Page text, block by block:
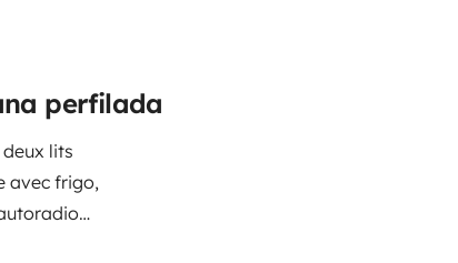
perfilada
lits
avec frigo,